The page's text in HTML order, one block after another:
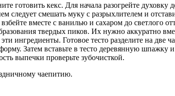
готовить кекс. Для начала разогрейте духовку
смешать муку с разрыхлителем и
вместе с ванилью и сахаром до светлого
твердых пиков. Их нужно аккуратно
ингредиенты. Готовое тесто разделите на две
Затем вставьте в тесто деревянную шпажку
выпечки проверьте зубочисткой.
чаепитию.